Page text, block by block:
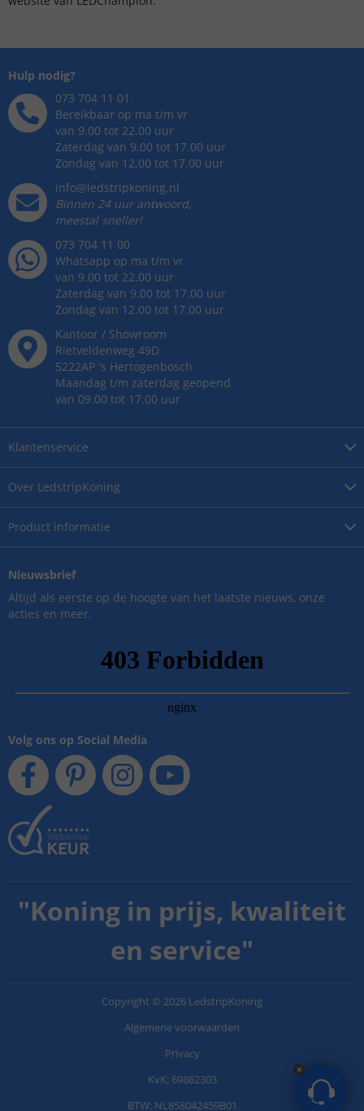
Over LedstripKoning
Product informatie
Klantenservice
Hulp nodig?
073 704 11 01
Bereikbaar op ma t/m vr
van 9.00 tot 22.00 uur
Zaterdag van 9.00 tot 17.00 uur
Zondag van 12.00 tot 17.00 uur
info@ledstripkoning.nl
Binnen 24 uur antwoord,
meestal sneller!
073 704 11 00
Whatsapp op ma t/m vr
van 9.00 tot 22.00 uur
Zaterdag van 9.00 tot 17.00 uur
Zondag van 12.00 tot 17.00 uur
Kantoor / Showroom
Rietveldenweg 49D
5222AP 's Hertogenbosch
Maandag t/m zaterdag geopend
van 09.00 tot 17.00 uur
Nieuwsbrief
Altijd als eerste op de hoogte van het laatste nieuws, onze
acties en meer.
Volg ons op Social Media
"Koning in prijs, kwaliteit
en service"
Copyright © 2026 LedstripKoning
Algemene voorwaarden
Privacy
KvK: 69862303
BTW: NL858042459B01